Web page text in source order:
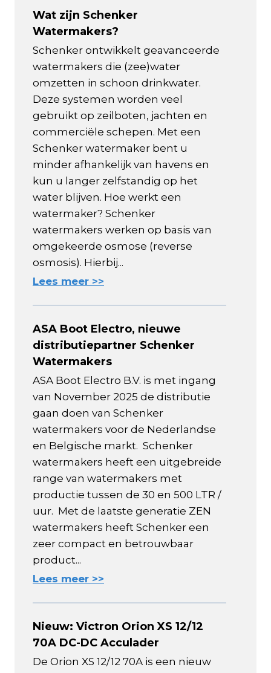
Wat zijn Schenker
Watermakers?
Schenker ontwikkelt geavanceerde
watermakers die (zee)water
omzetten in schoon drinkwater.
Deze systemen worden veel
gebruikt op zeilboten, jachten en
commerciële schepen. Met een
Schenker watermaker bent u
minder afhankelijk van havens en
kun u langer zelfstandig op het
water blijven. Hoe werkt een
watermaker? Schenker
watermakers werken op basis van
omgekeerde osmose (reverse
osmosis). Hierbij...
Lees meer >>
ASA Boot Electro, nieuwe
distributiepartner Schenker
Watermakers
ASA Boot Electro B.V. is met ingang
van November 2025 de distributie
gaan doen van Schenker
watermakers voor de Nederlandse
en Belgische markt. Schenker
watermakers heeft een uitgebreide
range van watermakers met
productie tussen de 30 en 500 LTR /
uur. Met de laatste generatie ZEN
watermakers heeft Schenker een
zeer compact en betrouwbaar
product...
Lees meer >>
Nieuw: Victron Orion XS 12/12
70A DC-DC Acculader
De Orion XS 12/12 70A is een nieuw